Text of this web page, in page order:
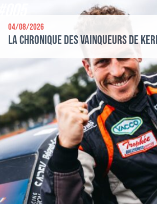
04/08/2026
La chronique des vainqueurs de